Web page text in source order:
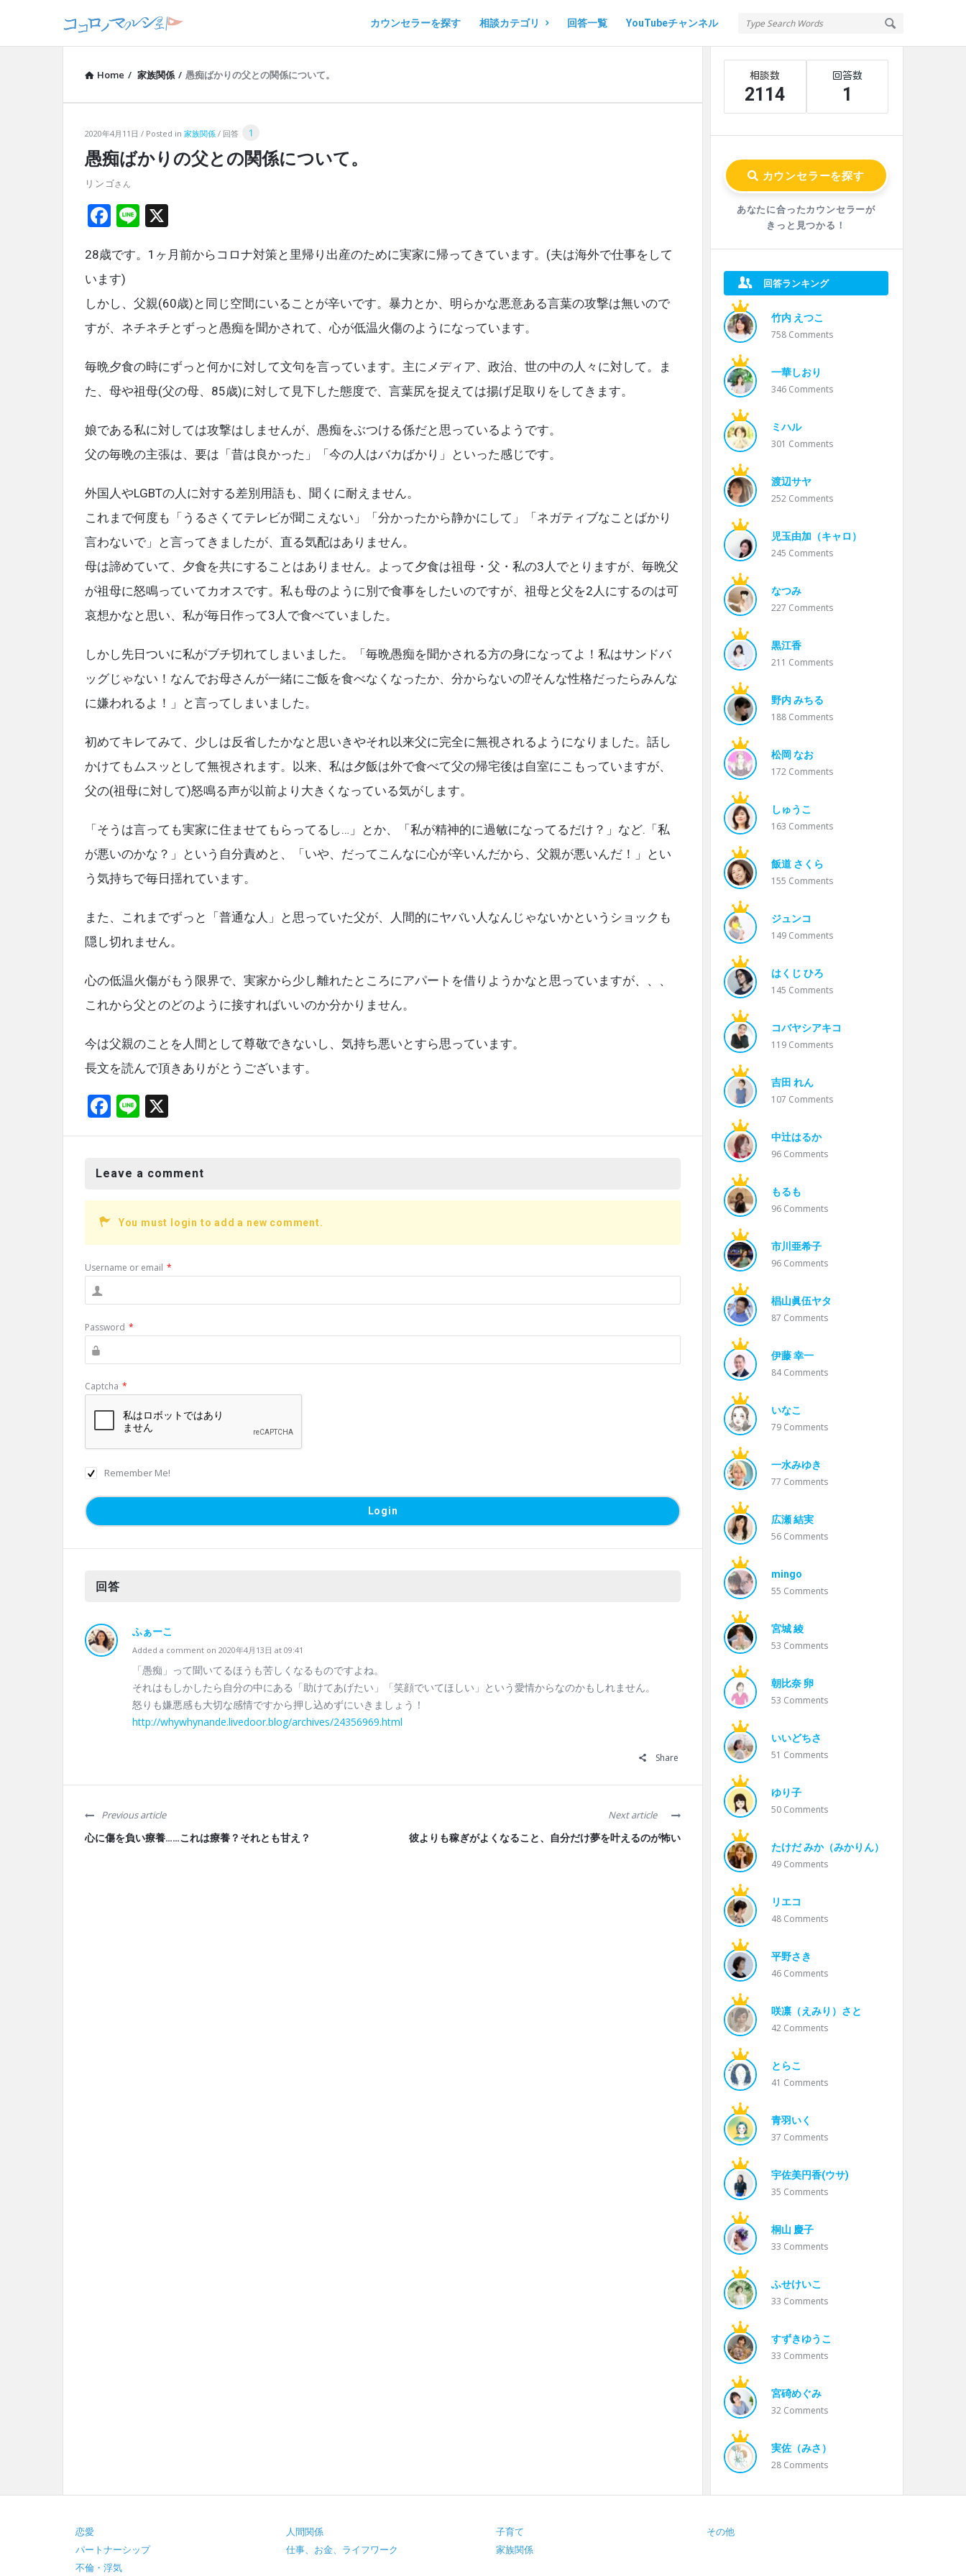
コ
コ
ノ
カウンセラーを探す 相談カテゴリ 回答一覧 YouTubeチャンネル
Home / 家族関係 / 愚痴ばかりの父との関係について。
コ
コ
ロ
ノ
マ
ル
シ
ェ
Latest
Articles
2020年4月11日 Posted in 家族関係 回答 1
愚痴ばかりの父との関係について。
リンゴ
F
ce
b
o
o
k
Li
e
28歳です。1ヶ月前からコロナ対策と里帰り出産のために実家に帰ってきています。(夫は海外で仕事をして
います)
しかし、父親(60歳)と同じ空間にいることが辛いです。暴力とか、明らかな悪意ある言葉の攻撃は無いので
すが、ネチネチとずっと愚痴を聞かされて、心が低温火傷のようになっています。
毎晩夕食の時にずっと何かに対して文句を言っています。主にメディア、政治、世の中の人々に対して。ま
た、母や祖母(父の母、85歳)に対して見下した態度で、言葉尻を捉えては揚げ足取りをしてきます。
娘である私に対しては攻撃はしませんが、愚痴をぶつける係だと思っているようです。
父の毎晩の主張は、要は「昔は良かった」「今の人はバカばかり」といった感じです。
外国人やLGBTの人に対する差別用語も、聞くに耐えません。
これまで何度も「うるさくてテレビが聞こえない」「分かったから静かにして」「ネガティブなことばかり
言わないで」と言ってきましたが、直る気配はありません。
母は諦めていて、夕食を共にすることはありません。よって夕食は祖母・父・私の3人でとりますが、毎晩父
が祖母に怒鳴っていてカオスです。私も母のように別で食事をしたいのですが、祖母と父を2人にするのは可
哀想かなと思い、私が毎日作って3人で食べていました。
しかし先日ついに私がブチ切れてしまいました。「毎晩愚痴を聞かされる方の身になってよ！私はサンドバ
ッグじゃない！なんでお母さんが一緒にご飯を食べなくなったか、分からないの⁉︎そんな性格だったらみんな
に嫌われるよ！」と言ってしまいました。
初めてキレてみて、少しは反省したかなと思いきやそれ以来父に完全に無視されるようになりました。話し
かけてもムスッとして無視されます。以来、私は夕飯は外で食べて父の帰宅後は自室にこもっていますが、
父の(祖母に対して)怒鳴る声が以前より大きくなっている気がします。
「そうは言っても実家に住ませてもらってるし…」とか、「私が精神的に過敏になってるだけ？」など.「私
が悪いのかな？」という自分責めと、「いや、だってこんなに心が辛いんだから、父親が悪いんだ！」とい
う気持ちで毎日揺れています。
また、これまでずっと「普通な人」と思っていた父が、人間的にヤバい人なんじゃないかというショックも
隠し切れません。
心の低温火傷がもう限界で、実家から少し離れたところにアパートを借りようかなと思っていますが、、、
これから父とのどのように接すればいいのか分かりません。
今は父親のことを人間として尊敬できないし、気持ち悪いとすら思っています。
長文を読んで頂きありがとうございます。
F
a
b
o
o
k
Li
n
Leave a comment
You must login to add a new comment.
Username or email *
Password *
Captcha *
Remember Me!
回答
ふぁーこ
Added a comment on 2020年4月13日 at 09:41
「愚痴」って聞いてるほうも苦しくなるものですよね。
それはもしかしたら自分の中にある「助けてあげたい」「笑顔でいてほしい」という愛情からなのかもしれません。
怒りも嫌悪感も大切な感情ですから押し込めずにいきましょう！
http://whywhynande.livedoor.blog/archives/24356969.html
Share
Previous article
心に傷を負い療養……これは療養？それとも甘え？
Next article
彼よりも稼ぎがよくなること、自分だけ夢を叶えるのが怖い
Sidebar
Stats
2114
1
あなたに合ったカウンセラーが
きっと見つかる！
回答ランキング
竹内 えつこ
758 Comments
一華しおり
346 Comments
ミハル
301 Comments
渡辺サヤ
252 Comments
児玉由加（キャロ）
245 Comments
なつみ
227 Comments
黒江香
211 Comments
野内 みちる
188 Comments
松岡 なお
172 Comments
しゅうこ
163 Comments
飯道 さくら
155 Comments
ジュンコ
149 Comments
はくじ ひろ
145 Comments
コバヤシアキコ
119 Comments
吉田 れん
107 Comments
中辻はるか
96 Comments
もるも
96 Comments
市川亜希子
96 Comments
椙山眞伍ヤタ
87 Comments
伊藤 幸一
84Comments
いなこ
79 Comments
一水みゆき
77 Comments
広瀬 結実
56 Comments
mingo
55 Comments
宮城 綾
53 Comments
朝比奈 卵
53 Comments
いいどちさ
51 Comments
ゆり子
50 Comments
たけだ みか（みかりん）
49 Comments
リエコ
48 Comments
平野さき
46 Comments
咲凛（えみり）さと
42 Comments
とらこ
41 Comments
青羽いく
37 Comments
宇佐美円香(ウサ)
35 Comments
桐山 慶子
33 Comments
ふせけいこ
33 Comments
すずきゆうこ
33 Comments
宮碕めぐみ
32 Comments
実佐（みさ）
28 Comments
Footer
恋愛
パートナーシップ
不倫・浮気
人間関係
仕事、お金、ライフワーク
子育て
家族関係
その他